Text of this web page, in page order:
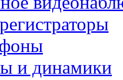
и динамики